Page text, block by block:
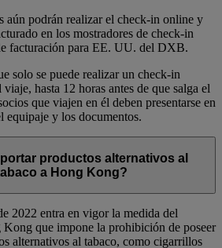
aún podrán realizar el check-in online y
en los mostradores de check-in
facturación para EE. UU. del DXB.
solo se puede realizar un check-in
hasta 12 horas antes de que salga el
que viajen en él deben presentarse en
equipaje y los documentos.
productos alternativos al
a Hong Kong?
2022 entra en vigor la medida del
que impone la prohibición de poseer
alternativos al tabaco, como cigarrillos